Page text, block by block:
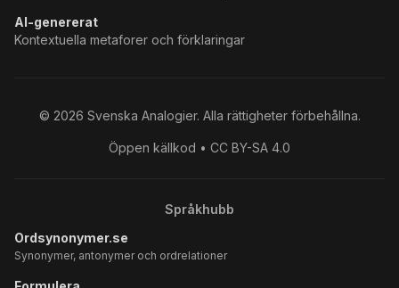
AI-genererat
Kontextuella metaforer och förklaringar
© 2026 Svenska Analogier. Alla rättigheter förbehållna.
Öppen källkod • CC BY-SA 4.0
Språkhubb
Ordsynonymer.se
Synonymer, antonymer och ordrelationer